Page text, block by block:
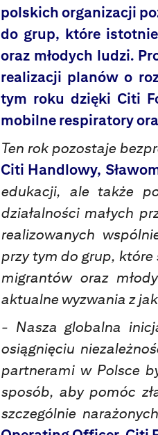
polskich organizacji
do grup, które
oraz młodych ludzi.
realizacji planów o
tym roku dzięki Citi
mobilne respiratory
Ten rok pozostaje
Citi Handlowy,
edukacji, ale także
działalności małych
realizowanych
przy tym do grup, które
migrantów oraz
aktualne wyzwania z
- Nasza globalna
osiągnięciu
partnerami w Polsce
sposób, aby pomóc
szczególnie